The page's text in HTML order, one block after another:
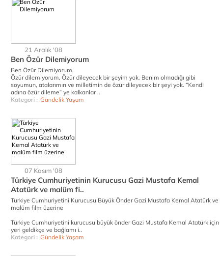
21 Aralık '08
Ben Özür Dilemiyorum
Ben Özür Dilemiyorum.
Özür dilemiyorum. Özür dileyecek bir şeyim yok. Benim olmadığı gibi
soyumun, atalarımın ve milletimin de özür dileyecek bir şeyi yok. “Kendi
adına özür dileme” ye kalkanlar ..
Kategori : Gündelik Yaşam
07 Kasım '08
Türkiye Cumhuriyetinin Kurucusu Gazi Mustafa Kemal
Atatürk ve malüm fi..
Türkiye Cumhuriyetini Kurucusu Büyük Önder Gazi Mustafa Kemal Atatürk ve
malüm film üzerine
Türkiye Cumhuriyetini kurucusu büyük önder Gazi Mustafa Kemal Atatürk için
yeri geldikçe ve bağlamı i..
Kategori : Gündelik Yaşam